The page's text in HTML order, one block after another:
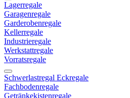
Lagerregale
Garagenregale
Garderobenregale
Kellerregale
Industrieregale
Werkstattregale
Vorratsregale
Schwerlastregal Eckregale
Fachbodenregale
Getränkekistenregale